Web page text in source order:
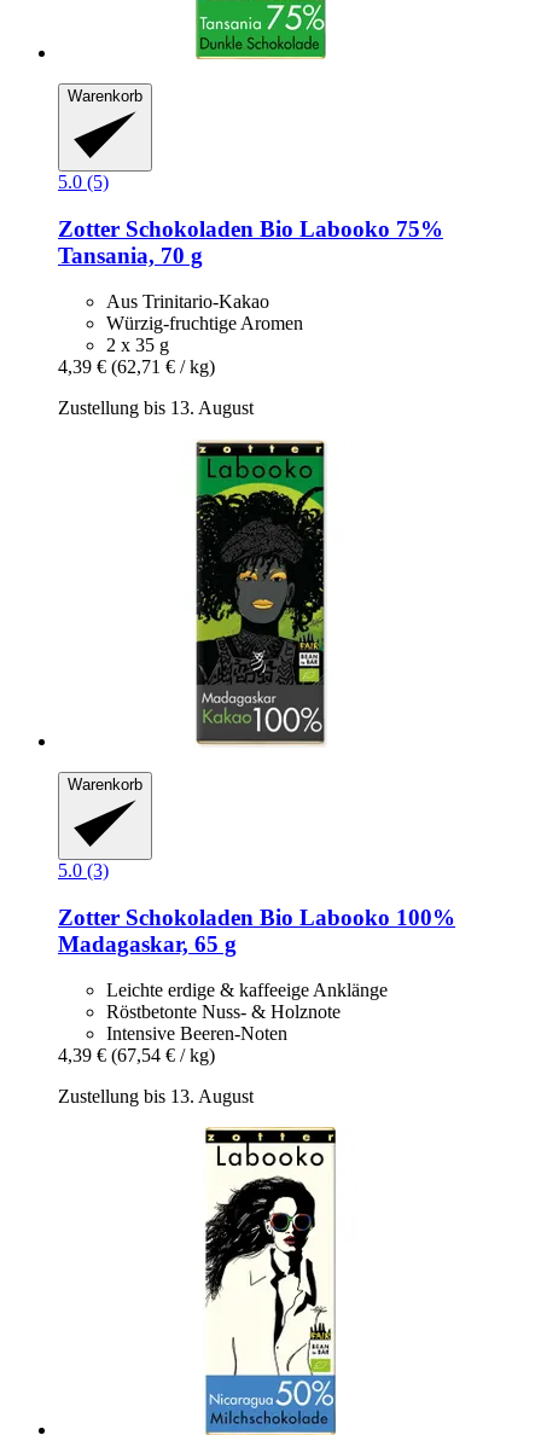
Warenkorb
5.0 (5)
Zotter Schokoladen Bio Labooko 75%
Tansania, 70 g
Aus Trinitario-Kakao
Würzig-fruchtige Aromen
2 x 35 g
4,39 € (62,71 € / kg)
Zustellung bis 13. August
Warenkorb
5.0 (3)
Zotter Schokoladen Bio Labooko 100%
Madagaskar, 65 g
Leichte erdige & kaffeeige Anklänge
Röstbetonte Nuss- & Holznote
Intensive Beeren-Noten
4,39 € (67,54 € / kg)
Zustellung bis 13. August